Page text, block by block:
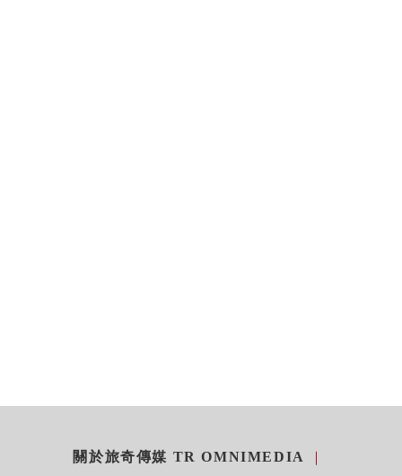
關於旅奇傳媒 TR OMNIMEDIA